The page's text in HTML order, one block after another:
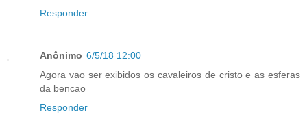
Responder
Anônimo 6/5/18 12:00
Agora vao ser exibidos os cavaleiros de cristo e as esferas
da bencao
Responder